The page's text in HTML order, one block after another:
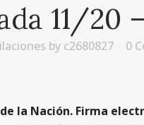
11/20
by c2680827 0
la Nación. Firma